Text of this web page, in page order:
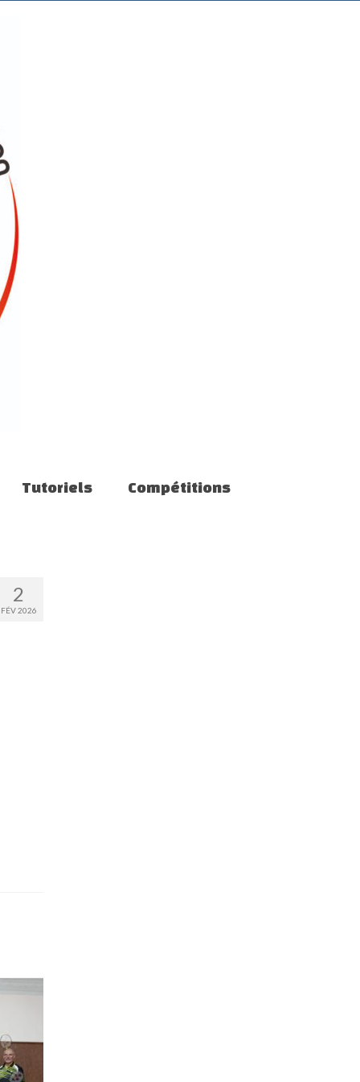
Tutoriels
Compétitions
2
FÉV 2026